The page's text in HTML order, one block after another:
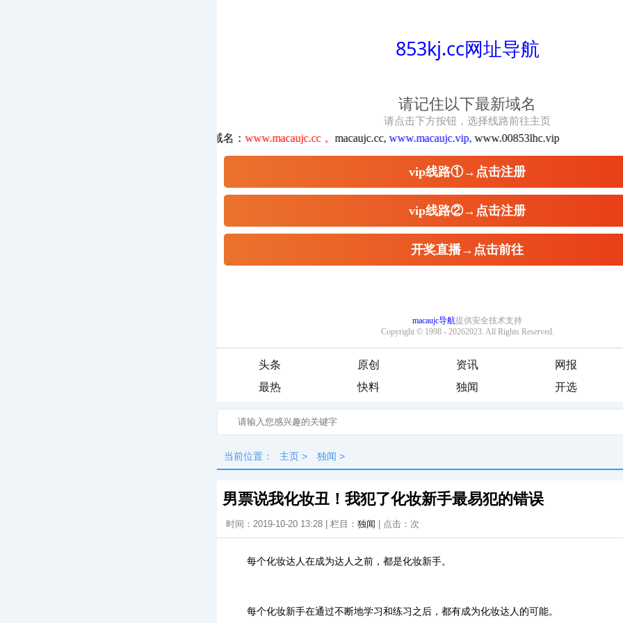
头条 原创 资讯
网报
最热
快料 独闻 开选
当前位置： 主页 > 独闻 >
男票说我化妆丑！我犯了化妆新手最易犯的错误
时间：2019-10-20 13:28 | 栏目： 独闻 | 点击： 次
每个化妆达人在成为达人之前，都是化妆新手。
每个化妆新手在通过不断地学习和练习之后，都有成为化妆达人的可能。